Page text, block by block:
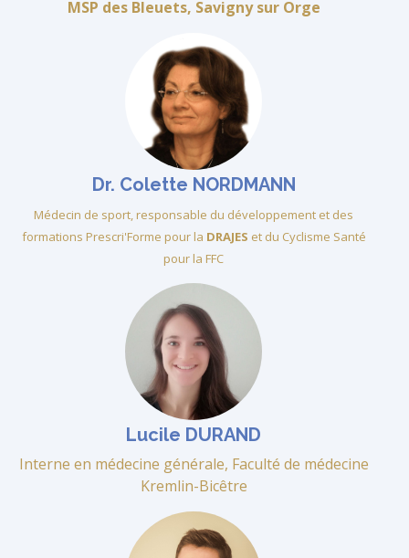
MSP des Bleuets, Savigny sur Orge
Dr. Colette NORDMANN
Médecin de sport, responsable du développement et des
formations Prescri'Forme pour la DRAJES et du Cyclisme Santé
pour la FFC
Lucile DURAND
Interne en médecine générale, Faculté de médecine
Kremlin-Bicêtre